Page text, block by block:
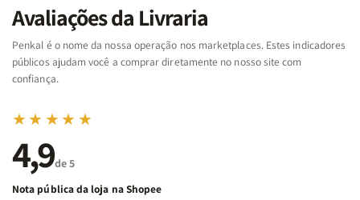
Bíblia
-
Penkal
da
Bíblia
-
Penkal
Avaliações da Livraria
Penkal é o nome da nossa operação nos marketplaces. Estes indicadores
públicos ajudam você a comprar diretamente no nosso site com
confiança.
★★★★★
4,9de 5
Nota pública da loja na Shopee